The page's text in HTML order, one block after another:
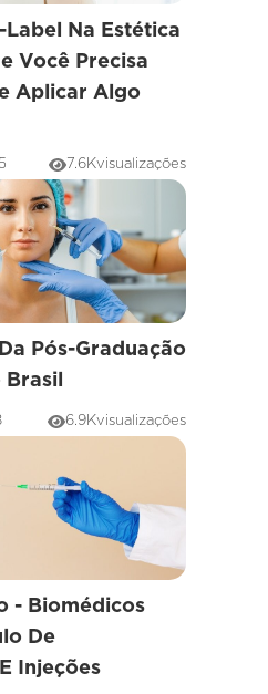
Label Na Estética
Você Precisa
Aplicar Algo
7.6Kvisualizações
Pós-Graduação
Brasil
6.9Kvisualizações
- Biomédicos
De
Injeções